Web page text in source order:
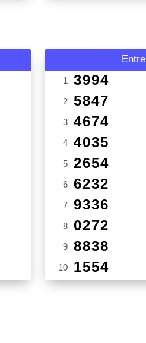
1 3994
2 5847
3 4674
4 4035
5 2654
6 6232
7 9336
8 0272
9 8838
10 1554